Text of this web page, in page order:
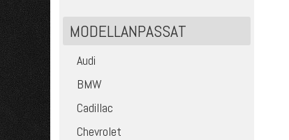
MODELLANPASSAT
Audi
BMW
Cadillac
Chevrolet